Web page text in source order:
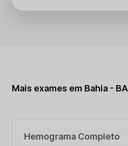
Mais exames em Bahia - BA
Hemograma Completo